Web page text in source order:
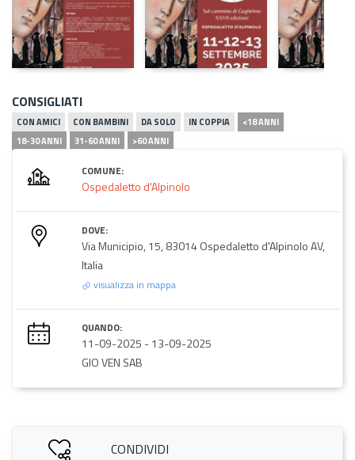
CONSIGLIATI
CON AMICI CON BAMBINI DA SOLO IN COPPIA
<18 ANNI
18-30 ANNI
31-60 ANNI >60 ANNI
COMUNE:
Ospedaletto d'Alpinolo
DOVE:
Via Municipio, 15, 83014 Ospedaletto d'Alpinolo AV,
Italia
visualizza in mappa
QUANDO:
11-09-2025 -13-09-2025
GIO VEN SAB
CONDIVIDI